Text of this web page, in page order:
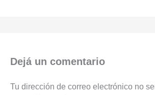
Dejá un comentario
Tu dirección de correo electrónico no